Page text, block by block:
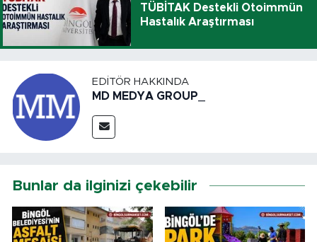
TÜBİTAK Destekli Otoimmün
Hastalık Araştırması
EDITÖR HAKKINDA
MD MEDYA GROUP_
Bunlar da ilginizi çekebilir